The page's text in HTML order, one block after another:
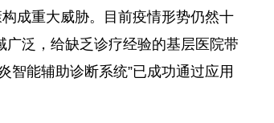
成重大威胁。目前疫情形势仍然十
泛，给缺乏诊疗经验的基层医院带
智能辅助诊断系统”已成功通过应用